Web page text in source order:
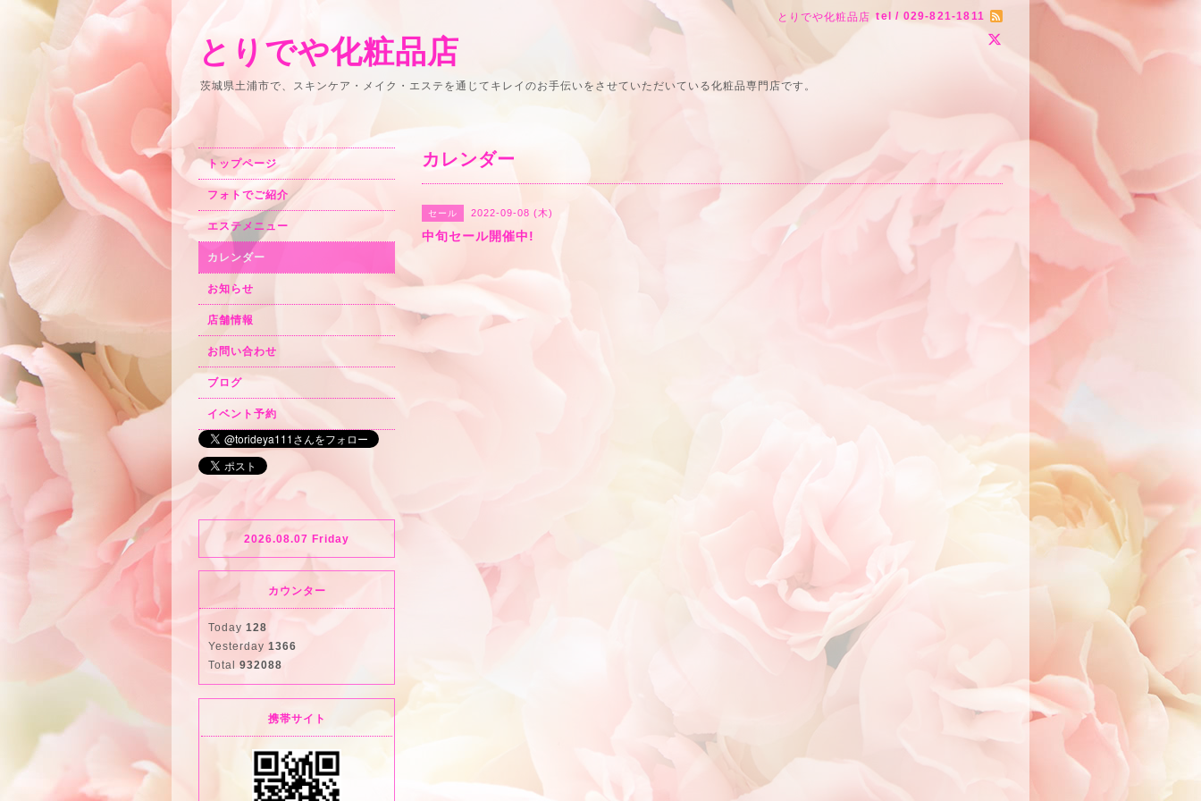
とりでや化粧品店 tel / 029-821-1811
とりでや化粧品店
茨城県土浦市で、スキンケア・メイク・エステを通じてキレイのお手伝いをさせていただいている化粧品専門店です。
カレンダー
セール 2022-09-08 (木)
中旬セール開催中!
トップページ
フォトでご紹介
エステメニュー
カレンダー
お知らせ
店舗情報
お問い合わせ
ブログ
イベント予約
2026.08.07 Friday
カウンター
Today 128
Yesterday 1366
Total 932088
携帯サイト